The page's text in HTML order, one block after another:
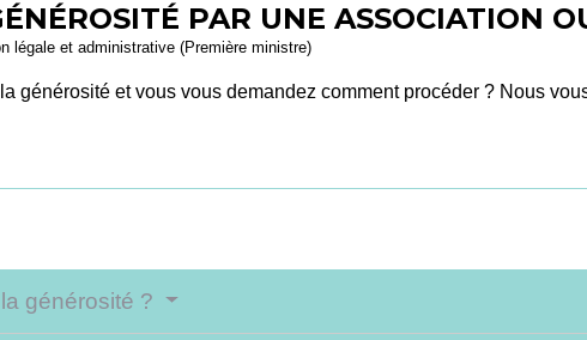
PAR UNE ASSOCIATION
légale et administrative (Première ministre)
générosité et vous vous demandez comment procéder ? Nous
générosité ?